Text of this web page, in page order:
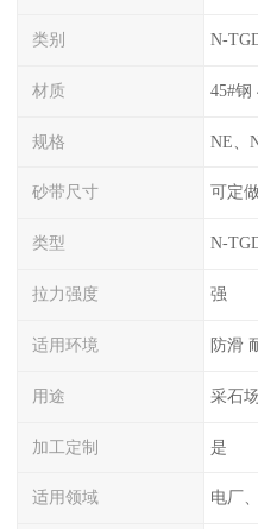
类别
材质
规格
砂带尺寸 可定
类型
拉力强度 强
适用环境 防滑
用途
加工定制 是
适用领域 电厂